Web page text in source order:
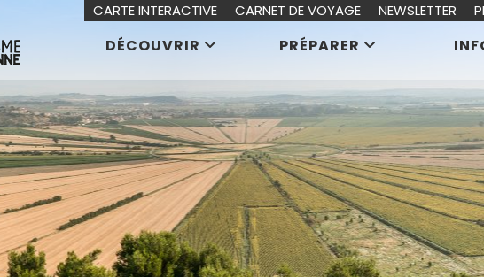
DÉCOUVRIR PRÉPARER
CARTE INTERACTIVE CARNET DE VOYAGE NEWSLETTER